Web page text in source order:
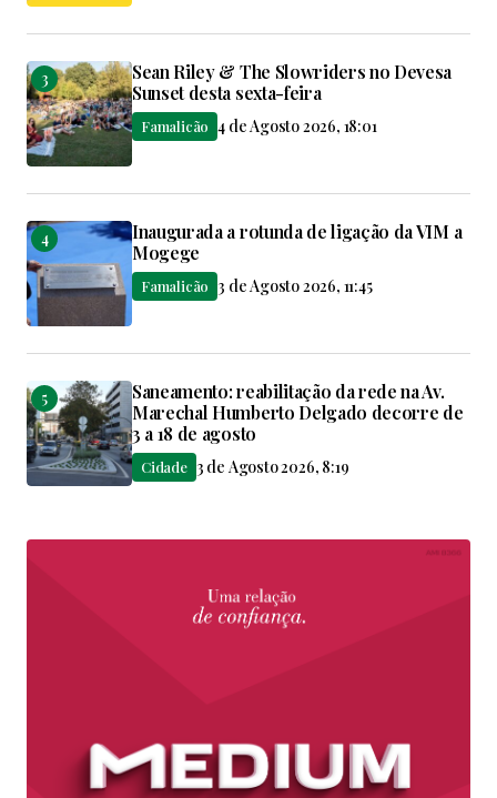
Sean Riley & The Slowriders no Devesa
Sunset desta sexta-feira
Famalicão 4 de Agosto 2026, 18:01
Inaugurada a rotunda de ligação da VIM a
Mogege
Famalicão 3 de Agosto 2026, 11:45
Saneamento: reabilitação da rede na Av.
Marechal Humberto Delgado decorre de
3 a 18 de agosto
Cidade 3 de Agosto 2026, 8:19